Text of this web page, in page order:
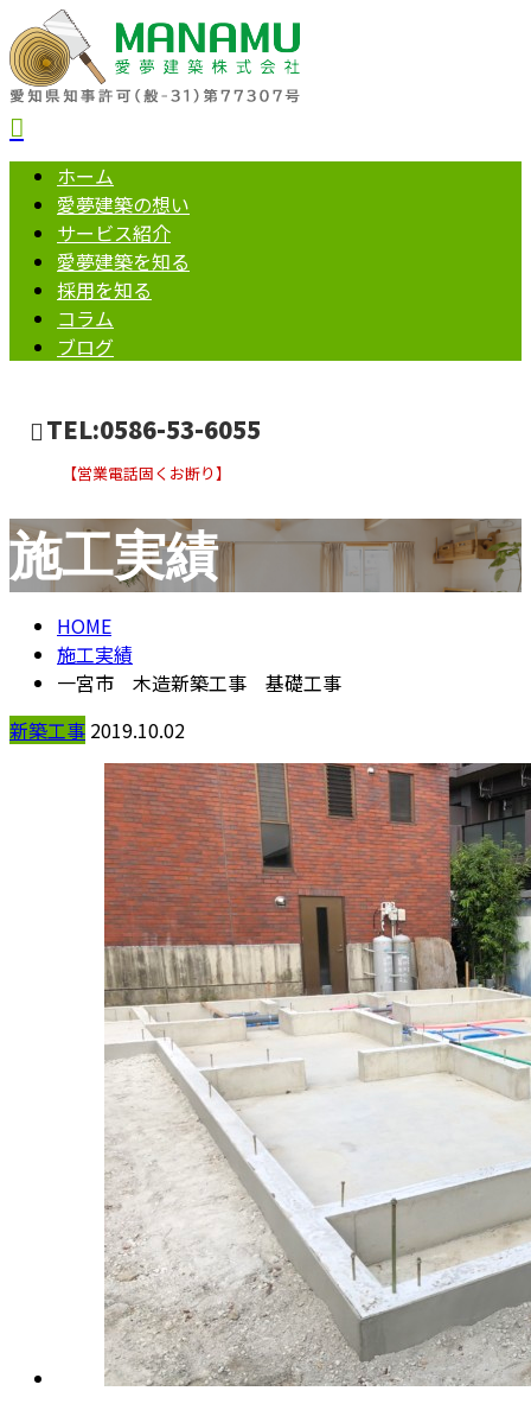
ホーム
愛夢建築の想い
サービス紹介
愛夢建築を知る
採用を知る
コラム
ブログ
TEL:0586-53-6055
【営業電話固くお断り】
お問い合わせ
施工実績
HOME
施工実績
一宮市 木造新築工事 基礎工事
新築工事 2019.10.02